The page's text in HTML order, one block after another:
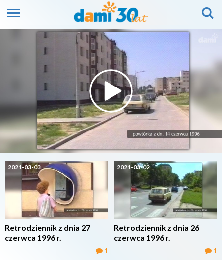
2021-03-03
Retrodziennik z dnia 27
czerwca 1996 r.
1
2021-03-02
Retrodziennik z dnia 26
czerwca 1996 r.
1